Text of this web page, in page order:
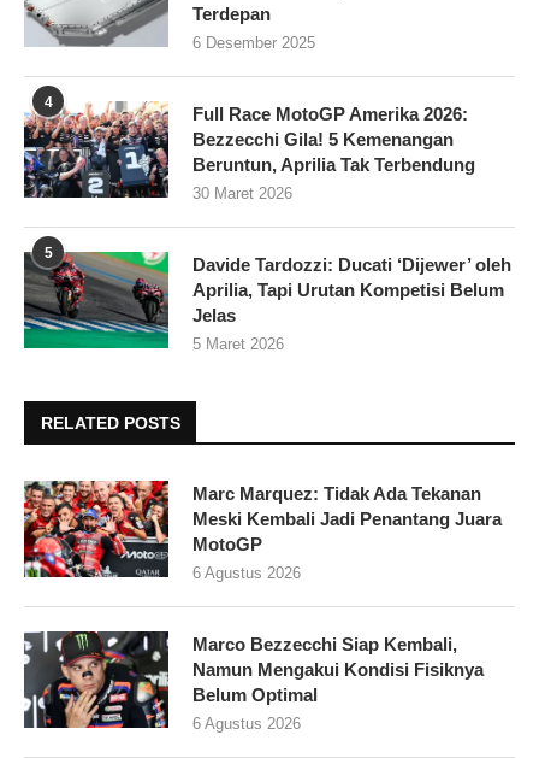
Terdepan
6 Desember 2025
4
Full Race MotoGP Amerika 2026:
Bezzecchi Gila! 5 Kemenangan
Beruntun, Aprilia Tak Terbendung
30 Maret 2026
5
Davide Tardozzi: Ducati ‘Dijewer’ oleh
Aprilia, Tapi Urutan Kompetisi Belum
Jelas
5 Maret 2026
RELATED POSTS
Marc Marquez: Tidak Ada Tekanan
Meski Kembali Jadi Penantang Juara
MotoGP
6 Agustus 2026
Marco Bezzecchi Siap Kembali,
Namun Mengakui Kondisi Fisiknya
Belum Optimal
6 Agustus 2026